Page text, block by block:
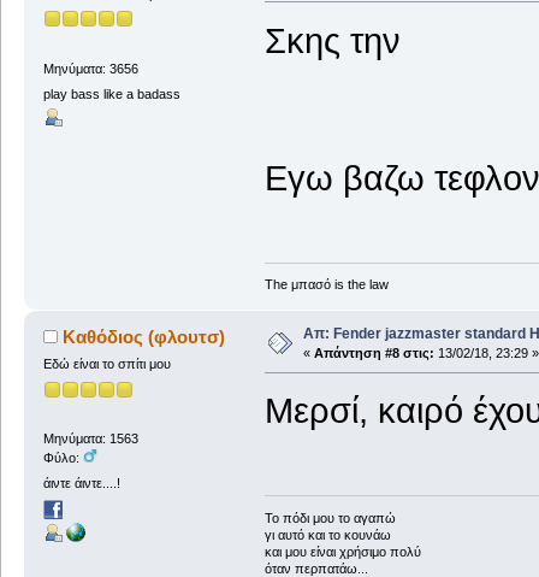
Μηνύματα: 3656
play bass like a badass
Σκης την
Εγω βαζω τεφλον
The μπασό is the law
Καθόδιος (φλουτσ)
Εδώ είναι το σπίτι μου
Μηνύματα: 1563
Φύλο:
άιντε άιντε....!
Απ: Fender jazzmaster standard
« Απάντηση #8 στις: 13/02/18, 23:29 »
Μερσί, καιρό
To πόδι μου το αγαπώ
γι αυτό και το κουνάω
και μου είναι χρήσιμο πολύ
όταν περπατάω...